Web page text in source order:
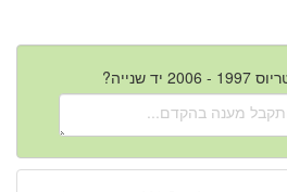
שנייה?